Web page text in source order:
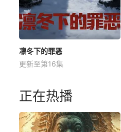
凛冬下的罪恶
更新至第16集
正在热播